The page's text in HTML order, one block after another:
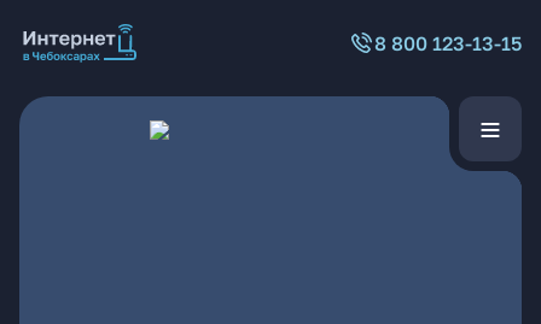
8 800 123-13-15